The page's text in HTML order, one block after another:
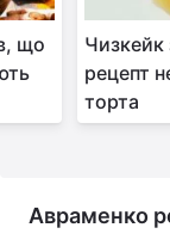
що
Чизкейк
рецепт
торта
Авраменко